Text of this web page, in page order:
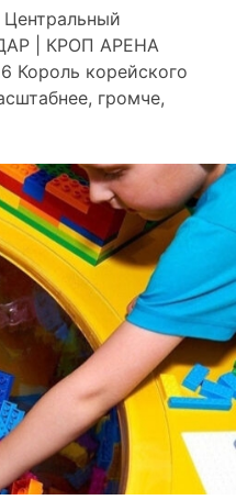
| КРОП АРЕНА
Король корейского
громче,